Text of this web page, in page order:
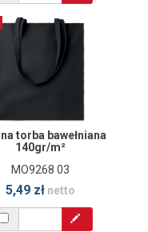
torba bawełniana
140gr/m²
MO9268 03
5,49 zł netto